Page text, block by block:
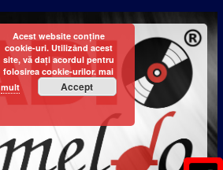
Acest website conține
cookie-uri. Utilizând acest
site, vă dați acordul pentru
folosirea cookie-urilor. mai
mult
Accept